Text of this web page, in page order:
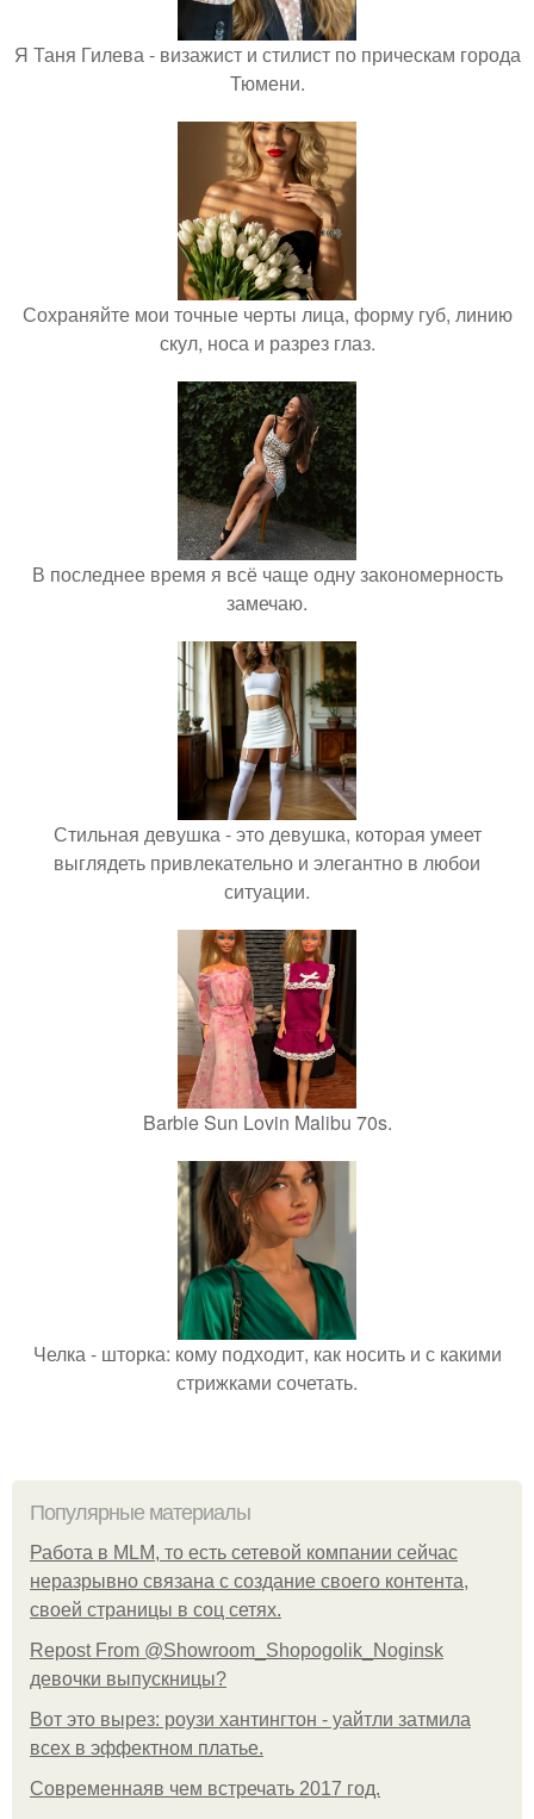
Я Таня Гилева - визажист и стилист по прическам города
Тюмени.
Сохраняйте мои точные черты лица, форму губ, линию
скул, носа и разрез глаз.
В последнее время я всё чаще одну закономерность
замечаю.
Стильная девушка - это девушка, которая умеет
выглядеть привлекательно и элегантно в любои
ситуации.
Barbie Sun Lovin Malibu 70s.
Челка - шторка: кому подходит, как носить и с какими
стрижками сочетать.
Популярные материалы
Работа в MLM, то есть сетевой компании сейчас
неразрывно связана с создание своего контента,
своей страницы в соц сетях.
Repost From @Showroom_Shopogolik_Noginsk
девочки выпускницы?
Вот это вырез: роузи хантингтон - уайтли затмила
всех в эффектном платьe.
Современнаяв чем встречать 2017 год.